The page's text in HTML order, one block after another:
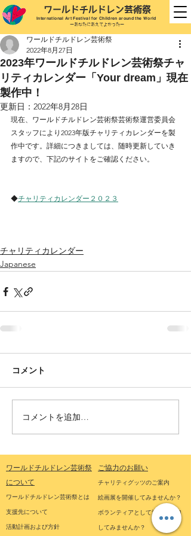
ワールドチルドレン芸術祭
International Art Festival for Childrenaround the World
ーあなたにあえてよかったー
2023年ワールドチルドレン芸術祭チャ
リティカレンダー「Your dream」現在
製作中！
ワールドチルドレン芸術祭
2022年8月27日
更新日： 2022年8月28日
現在、ワールドチルドレン芸術祭芸術祭運営委員会
スタッフにより2023年版チャリティカレンダーを製
作中です。詳細につきましては、随時更新していき
ますので、下記のサイトをご確認ください。
◆チャリティカレンダー２０２３
チャリティカレンダー
Japanese
コメント
コメントを追加…
ワールドチルドレン芸術祭
について
ワールドチルドレン芸術祭とは
支援先について
活動計画および方針
ご協力のお願い
チャリティグッツのご案内
絵画展を開催してみませんか？
ボランティアとして活動に参加
してみませんか？